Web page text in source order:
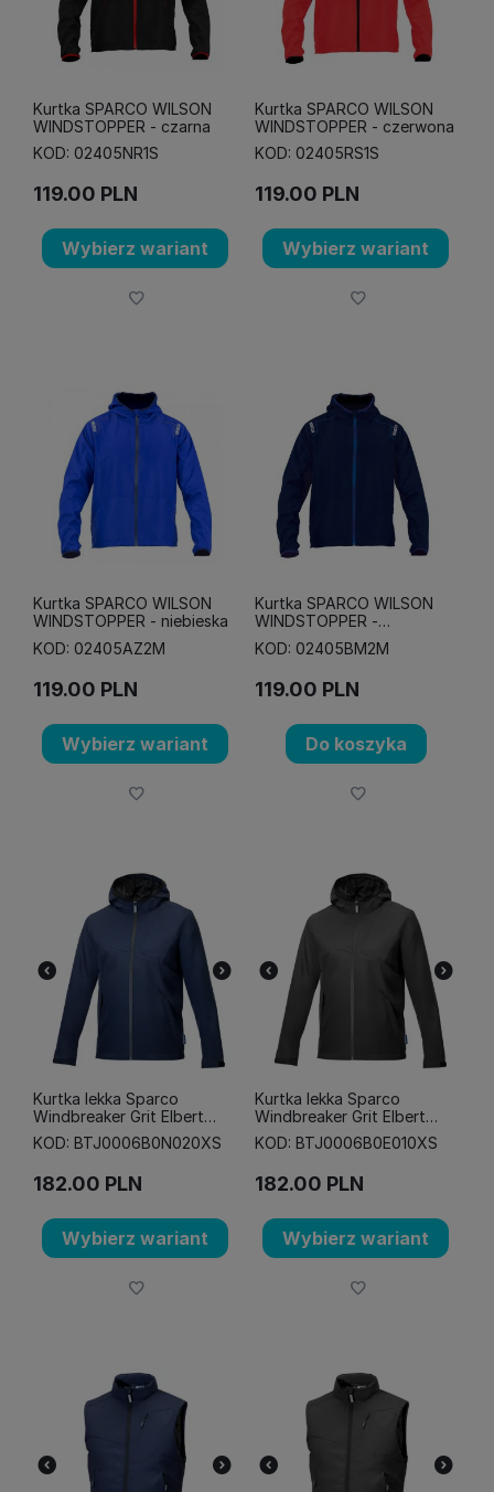
Kurtka SPARCO WILSON
WINDSTOPPER - czarna
KOD: 02405NR1S
119.00 PLN
Wybierz wariant
Kurtka SPARCO WILSON
WINDSTOPPER - czerwona
KOD: 02405RS1S
119.00 PLN
Wybierz wariant
Kurtka SPARCO WILSON
WINDSTOPPER - niebieska
KOD: 02405AZ2M
119.00 PLN
Wybierz wariant
Kurtka SPARCO WILSON
WINDSTOPPER -
granatowa
KOD: 02405BM2M
119.00 PLN
Do koszyka
Kurtka lekka Sparco
Windbreaker Grit Elbert
granatowa
KOD: BTJ0006B0N020XS
182.00 PLN
Wybierz wariant
Kurtka lekka Sparco
Windbreaker Grit Elbert
szara
KOD: BTJ0006B0E010XS
182.00 PLN
Wybierz wariant